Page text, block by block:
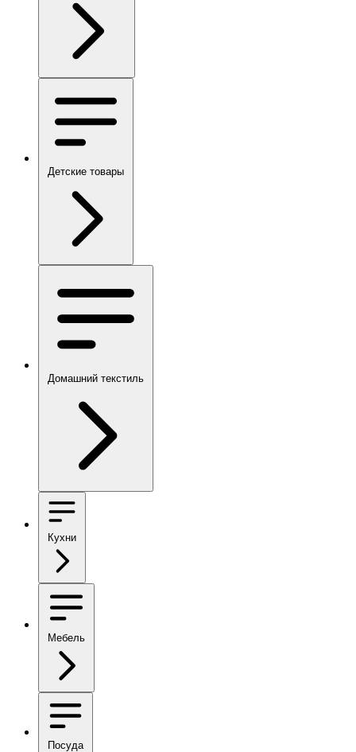
Детские товары
Домашний текстиль
Кухни
Мебель
Посуда